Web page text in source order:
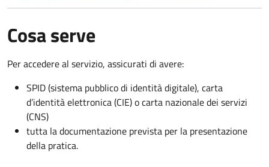
Cosa serve
Per accedere al servizio, assicurati di avere:
SPID (sistema pubblico di identità digitale), carta
d’identità elettronica (CIE) o carta nazionale dei servizi
(CNS)
tutta la documentazione prevista per la presentazione
della pratica.